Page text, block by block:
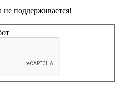
не поддерживается!